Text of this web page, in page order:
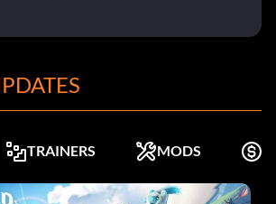
TRAINERS MODS